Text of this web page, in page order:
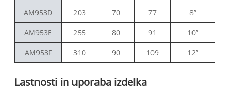
AM953D 203 70 77 8”
AM953E 255 80 91 10”
AM953F 310 90 109 12”
Lastnosti in uporaba izdelka